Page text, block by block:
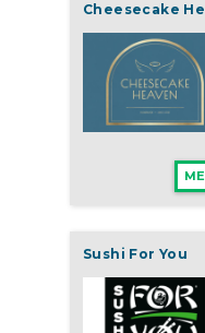
Cheesecake
Sushi For You